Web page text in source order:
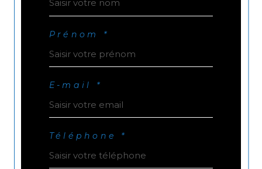
Prénom *
E-mail *
Téléphone *